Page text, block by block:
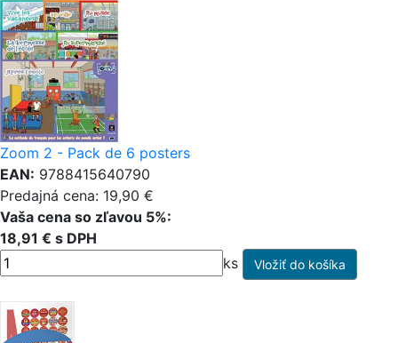
Zoom 2 - Pack de 6 posters
EAN: 9788415640790
Predajná cena: 19,90 €
Vaša cena so zľavou 5%:
18,91 € s DPH
ks